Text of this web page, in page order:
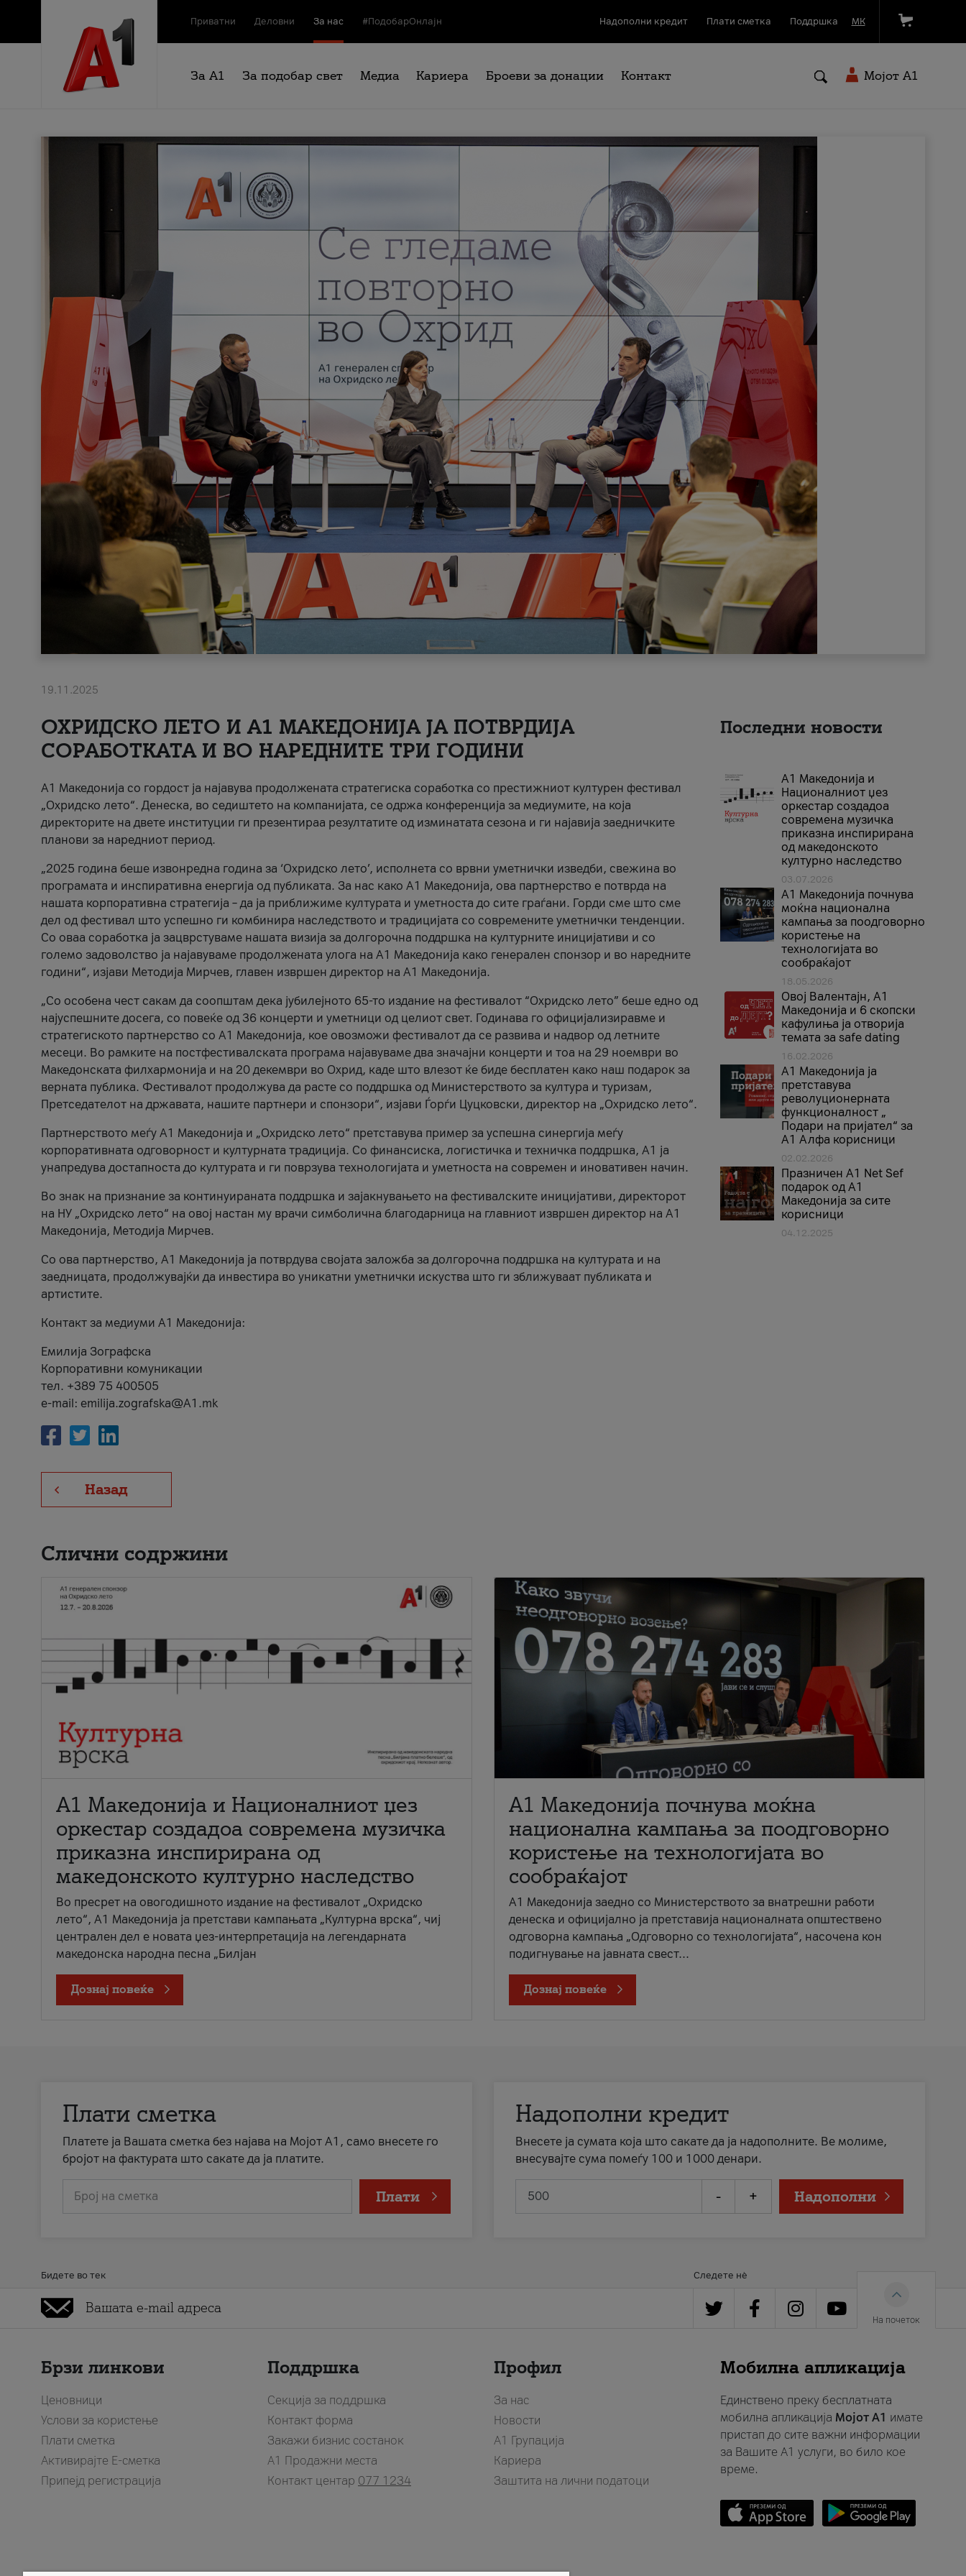
Приватни Деловни За нас #ПодобарОнлајн Надополни кредит Плати сметка Поддршка МК
За А1 За подобар свет Медиа Кариера Броеви за донации Контакт Мојот A1
19.11.2025
ОХРИДСКО ЛЕТО И A1 МАКЕДОНИЈА ЈА ПОТВРДИЈА
СОРАБОТКАТА И ВО НАРЕДНИТЕ ТРИ ГОДИНИ
A1 Македонија со гордост ја најавува продолжената стратегиска соработка со престижниот културен фестивал
„Охридско лето“. Денеска, во седиштето на компанијата, се одржа конференција за медиумите, на која
директорите на двете институции ги презентираа резултатите од изминатата сезона и ги најавија заедничките
планови за наредниот период.
„2025 година беше извонредна година за ‘Охридско лето’, исполнета со врвни уметнички изведби, свежина во
програмата и инспиративна енергија од публиката. За нас како A1 Македонија, ова партнерство е потврда на
нашата корпоративна стратегија – да ја приближиме културата и уметноста до сите граѓани. Горди сме што сме
дел од фестивал што успешно ги комбинира наследството и традицијата со современите уметнички тенденции.
Со оваа соработка ја зацврстуваме нашата визија за долгорочна поддршка на културните иницијативи и со
големо задоволство ја најавуваме продолжената улога на A1 Македонија како генерален спонзор и во наредните
години“, изјави Методија Мирчев, главен извршен директор на A1 Македонија.
„Со особена чест сакам да соопштам дека јубилејното 65-то издание на фестивалот “Охридско лето” беше едно од
најуспешните досега, со повеќе од 36 концерти и уметници од целиот свет. Годинава го официјализиравме и
стратегиското партнерство со А1 Македонија, кое овозможи фестивалот да се развива и надвор од летните
месеци. Во рамките на постфестивалската програма најавуваме два значајни концерти и тоа на 29 ноември во
Македонската филхармонија и на 20 декември во Охрид, каде што влезот ќе биде бесплатен како наш подарок за
верната публика. Фестивалот продолжува да расте со поддршка од Министерството за култура и туризам,
Претседателот на државата, нашите партнери и спонзори“, изјави Ѓорѓи Цуцковски, директор на „Охридско лето“.
Партнерството меѓу A1 Македонија и „Охридско лето“ претставува пример за успешна синергија меѓу
корпоративната одговорност и културната традиција. Со финансиска, логистичка и техничка поддршка, A1 ја
унапредува достапноста до културата и ги поврзува технологијата и уметноста на современ и иновативен начин.
Во знак на признание за континуираната поддршка и зајакнувањето на фестивалските иницијативи, директорот
на НУ „Охридско лето“ на овој настан му врачи симболична благодарница на главниот извршен директор на A1
Македонија, Методија Мирчев.
Со ова партнерство, A1 Македонија ја потврдува својата заложба за долгорочна поддршка на културата и на
заедницата, продолжувајќи да инвестира во уникатни уметнички искуства што ги зближуваат публиката и
артистите.
Контакт за медиуми А1 Македонија:
Емилија Зографска
Корпоративни комуникации
тел. +389 75 400505
e-mail: emilija.zografska@A1.mk
Назад
Последни новости
А1 Македонија и
Националниот џез
оркестар создадоа
современа музичка
приказна инспирирана
од македонското
културно наследство
03.07.2026
A1 Македонија почнува
моќна национална
кампања за поодговорно
користење на
технологијата во
сообраќајот
18.05.2026
Овој Валентајн, A1
Македонија и 6 скопски
кафулиња ја отворија
темата за safe dating
16.02.2026
А1 Македонија ја
претставува
револуционерната
функционалност „
Подари на пријател“ за
А1 Алфа корисници
02.02.2026
Празничен A1 Net Sеf
подарок од А1
Македонија за сите
корисници
04.12.2025
Слични содржини
А1 Македонија и Националниот џез
оркестар создадоа современа музичка
приказна инспирирана од
македонското културно наследство
Во пресрет на овогодишното издание на фестивалот „Охридско
лето“, А1 Македонија ја претстави кампањата „Културна врска“, чиј
централен дел е новата џез-интерпретација на легендарната
македонска народна песна „Билјан
Дознај повеќе
A1 Македонија почнува моќна
национална кампања за поодговорно
користење на технологијата во
сообраќајот
A1 Македонија заедно со Министерството за внатрешни работи
денеска и официјално ја претставија националната општествено
одговорна кампања „Одговорно со технологијата“, насочена кон
подигнување на јавната свест...
Дознај повеќе
Плати сметка
Платете ја Вашата сметка без најава на Мојот А1, само внесете го
бројот на фактурата што сакате да ја платите.
Број на сметка Плати
Надополни кредит
Внесете ја сумата која што сакате да ја надополните. Ве молиме,
внесувајте сума помеѓу 100 и 1000 денари.
- + Надополни
Бидете во тек Следете нè
На почеток
Брзи линкови
Ценовници
Услови за користење
Плати сметка
Активирајте Е-сметка
Припејд регистрација
Поддршка
Секција за поддршка
Контакт форма
Закажи бизнис состанок
A1 Продажни места
Контакт центар 077 1234
Профил
За нас
Новости
А1 Групација
Кариера
Заштита на лични податоци
Мобилна апликација
Единствено преку бесплатната
мобилна апликација Мојот A1 имате
пристап до сите важни информации
за Вашите A1 услуги, во било кое
време.